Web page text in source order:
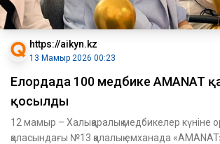
https://aikyn.kz
13 Мамыр 2026 00:23
Елордада 100 медбике AMANAT
қосылды
12 мамыр – Халықаралық медбикелер күніне
қаласындағы №13 қалалық емханада